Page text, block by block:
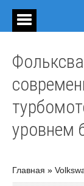
уровнем
Главная »